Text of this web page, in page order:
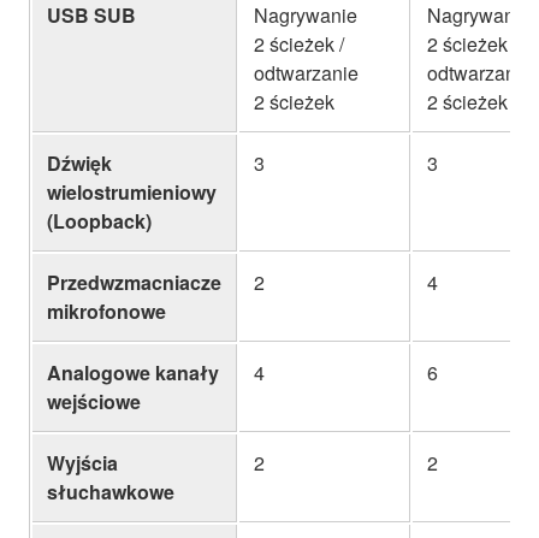
USB SUB
Nagrywanie
2 ścieżek /
odtwarzanie
2 ścieżek
Nagrywanie
2 ścieżek /
odtwarzanie
2 ścieżek
Dźwięk
wielostrumieniowy
(Loopback)
3 3
Przedwzmacniacze
mikrofonowe
2 4
Analogowe kanały
wejściowe
4 6
Wyjścia
słuchawkowe
2 2